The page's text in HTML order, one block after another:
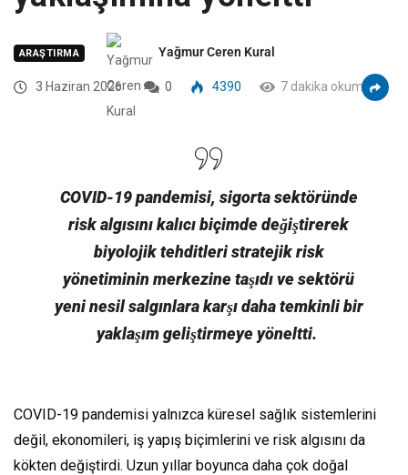
ARAŞTIRMA Yağmur Ceren Kural
3 Haziran 2026 0 4390 7 dakika okuma
COVID-19 pandemisi, sigorta sektöründe
risk algısını kalıcı biçimde değiştirerek
biyolojik tehditleri stratejik risk
yönetiminin merkezine taşıdı ve sektörü
yeni nesil salgınlara karşı daha temkinli bir
yaklaşım geliştirmeye yöneltti.
COVID-19 pandemisi yalnızca küresel sağlık sistemlerini
değil, ekonomileri, iş yapış biçimlerini ve risk algısını da
kökten değiştirdi. Uzun yıllar boyunca daha çok doğal